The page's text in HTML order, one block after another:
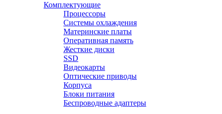
Комплектующие
Процессоры
Системы охлаждения
Материнские платы
Оперативная память
Жесткие диски
SSD
Видеокарты
Оптические приводы
Корпуса
Блоки питания
Беспроводные адаптеры